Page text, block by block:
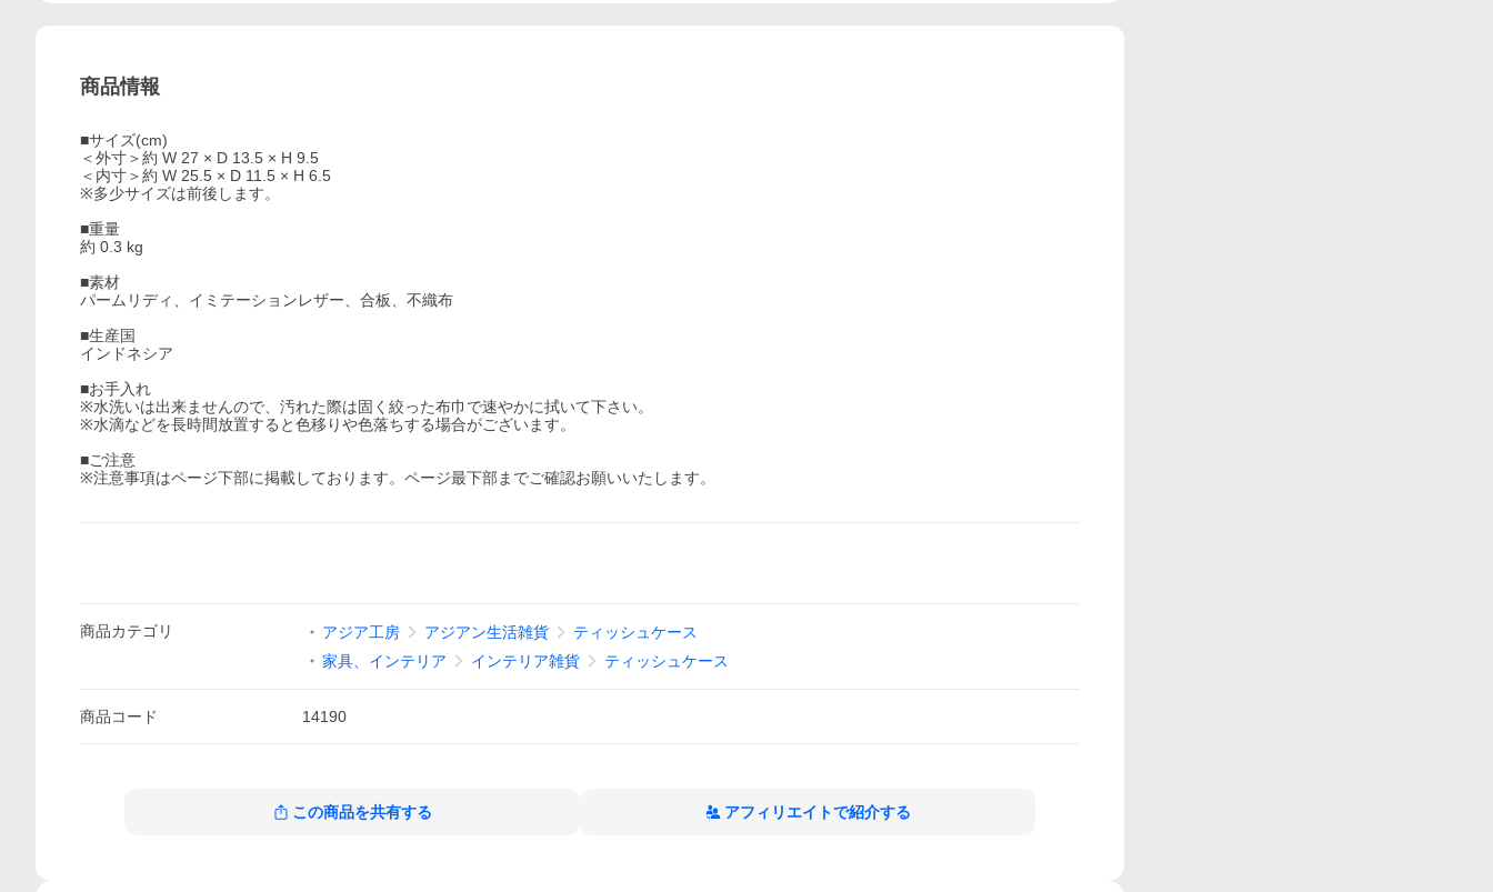
商品情報
■サイズ(cm)
＜外寸＞約 W 27 × D 13.5 × H 9.5
＜内寸＞約 W 25.5 × D 11.5 × H 6.5
※多少サイズは前後します。
■重量
約 0.3 kg
■素材
パームリディ、イミテーションレザー、合板、不織布
■生産国
インドネシア
■お手入れ
※水洗いは出来ませんので、汚れた際は固く絞った布巾で速やかに拭いて下さい。
※水滴などを長時間放置すると色移りや色落ちする場合がございます。
■ご注意
※注意事項はページ下部に掲載しております。ページ最下部までご確認お願いいたします。
商品カテゴリ アジア工房 アジアン生活雑貨
ティッシュケース
家具、インテリア
インテリア雑貨 ティッシュケース
商品コード 14190
この商品を共有する アフィリエイトで紹介する